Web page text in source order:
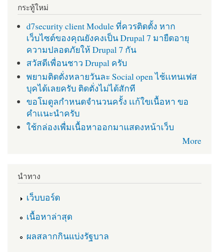
กระทู้ใหม่
d7security client Module ที่ควรติดตั้ง หาก
เว็บไซต์ของคุณยังคงเป็น Drupal 7 มายืดอายุ
ความปลอดภัยให้ Drupal 7 กัน
สวัสดีเพื่อนชาว Drupal ครับ
พยามติดตั่งหลายวันละ Social open ไช้เเทนเฟส
บุคได้เลยครับ ติดตั่งไม่ได้สักที
ขอโมดูลกำหนดจำนวนครั้ง เเก้ใขเนื้อหา ขอ
คำเเนะนำครับ
ใช้กล่องเพื่มเนื้อหาออกมาแสดงหน้าเว็บ
More
นำทาง
เว็บบอร์ด
เนื้อหาล่าสุด
ผลสลากกินแบ่งรัฐบาล